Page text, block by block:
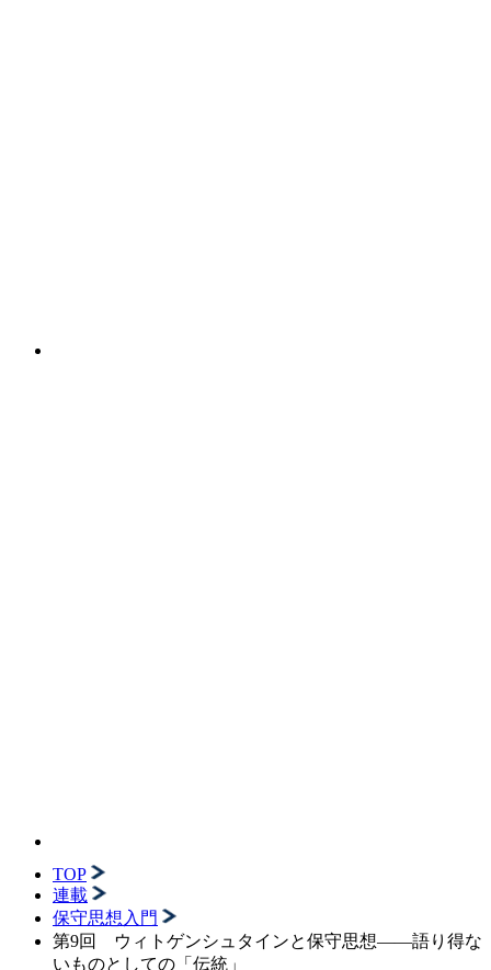
TOP
連載
保守思想入門
第9回 ウィトゲンシュタインと保守思想――語り得な
いものとしての「伝統」